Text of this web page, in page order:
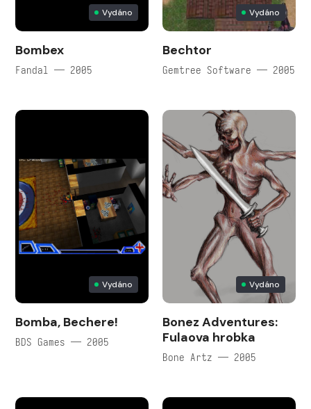
Vydáno
Bombex
Fandal — 2005
Vydáno
Bechtor
Gemtree Software — 2005
Vydáno
Bomba, Bechere!
BDS Games — 2005
Vydáno
Bonez Adventures:
Fulaova hrobka
Bone Artz — 2005